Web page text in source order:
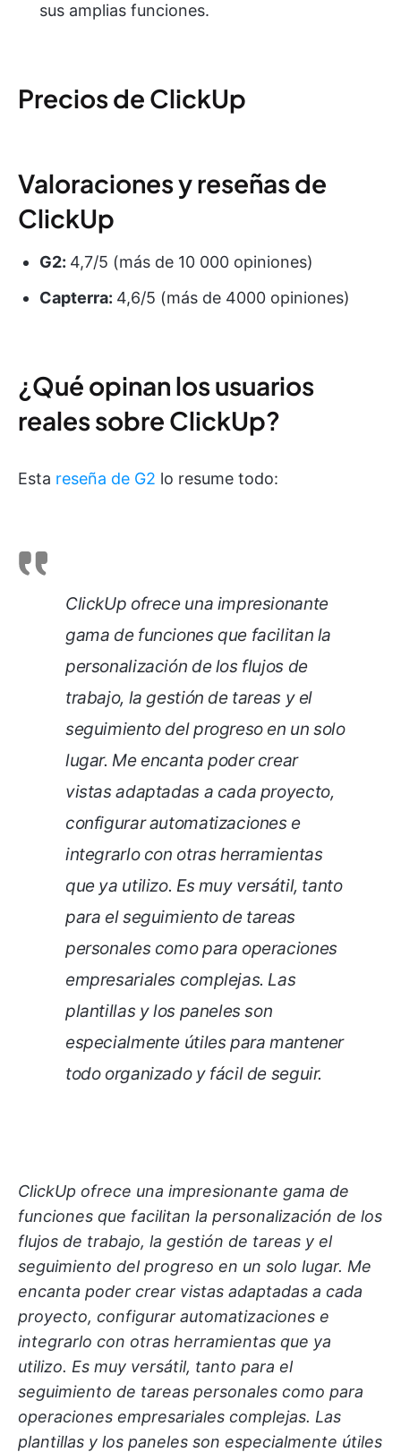
sus amplias funciones.
Precios de ClickUp
Valoraciones y reseñas de
ClickUp
G2: 4,7/5 (más de 10 000 opiniones)
Capterra: 4,6/5 (más de 4000 opiniones)
¿Qué opinan los usuarios
reales sobre ClickUp?
Esta reseña de G2 lo resume todo:
ClickUp ofrece una impresionante
gama de funciones que facilitan la
personalización de los flujos de
trabajo, la gestión de tareas y el
seguimiento del progreso en un solo
lugar. Me encanta poder crear
vistas adaptadas a cada proyecto,
configurar automatizaciones e
integrarlo con otras herramientas
que ya utilizo. Es muy versátil, tanto
para el seguimiento de tareas
personales como para operaciones
empresariales complejas. Las
plantillas y los paneles son
especialmente útiles para mantener
todo organizado y fácil de seguir.
ClickUp ofrece una impresionante gama de
funciones que facilitan la personalización de los
flujos de trabajo, la gestión de tareas y el
seguimiento del progreso en un solo lugar. Me
encanta poder crear vistas adaptadas a cada
proyecto, configurar automatizaciones e
integrarlo con otras herramientas que ya
utilizo. Es muy versátil, tanto para el
seguimiento de tareas personales como para
operaciones empresariales complejas. Las
plantillas y los paneles son especialmente útiles